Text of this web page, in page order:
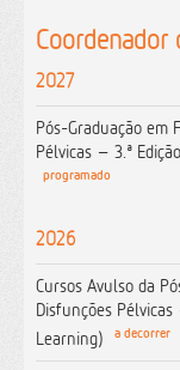
Coordenador
2027
Pós-Graduação em
Pélvicas – 3.ª
programado
2026
Cursos Avulso da
Disfunções
Learning)
a decorrer